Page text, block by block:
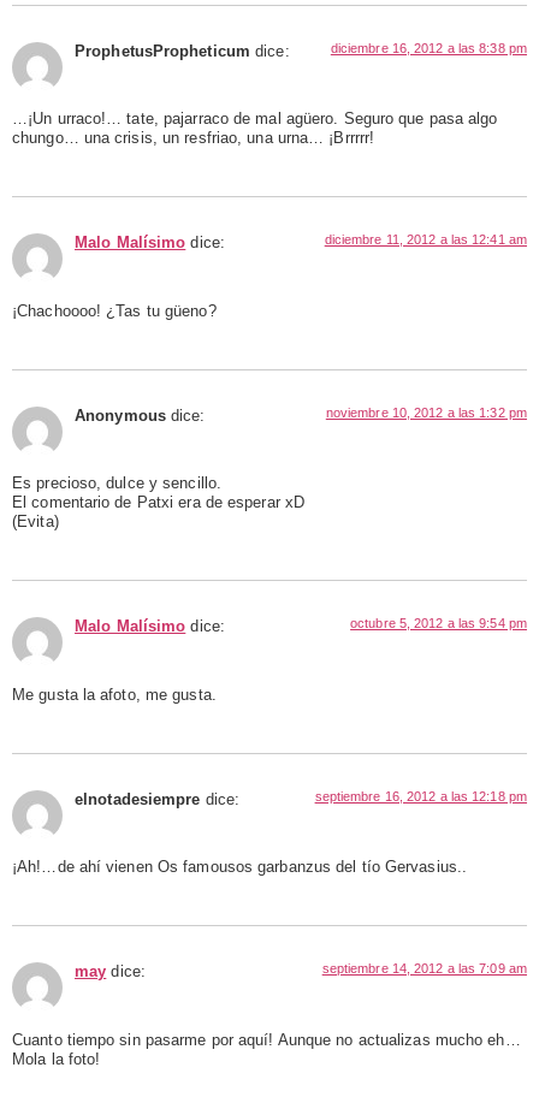
ProphetusPropheticum dice: diciembre 16, 2012 a las 8:38 pm
…¡Un urraco!… tate, pajarraco de mal agüero. Seguro que pasa algo
chungo… una crisis, un resfriao, una urna… ¡Brrrrr!
Malo Malísimo dice: diciembre 11, 2012 a las 12:41 am
¡Chachoooo! ¿Tas tu güeno?
Anonymous dice: noviembre 10, 2012 a las 1:32 pm
Es precioso, dulce y sencillo.
El comentario de Patxi era de esperar xD
(Evita)
Malo Malísimo dice: octubre 5, 2012 a las 9:54 pm
Me gusta la afoto, me gusta.
elnotadesiempre dice: septiembre 16, 2012 a las 12:18 pm
¡Ah!…de ahí vienen Os famousos garbanzus del tío Gervasius..
may dice: septiembre 14, 2012 a las 7:09 am
Cuanto tiempo sin pasarme por aquí! Aunque no actualizas mucho eh…
Mola la foto!